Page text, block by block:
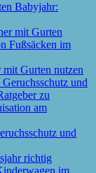
Babyjahr:
Gurten nutzen
und